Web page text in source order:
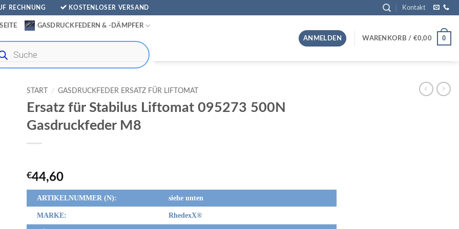
RECHNUNG KOSTENLOSER VERSAND Kontakt
GASDRUCKFEDERN & -DÄMPFER
ANMELDEN WARENKORB / €0,00 0
START / GASDRUCKFEDER ERSATZ FÜR LIFTOMAT
Ersatz für Stabilus Liftomat 095273 500N
Gasdruckfeder M8
€44,60
ARTIKELNUMMER (N): siehe unten
MARKE: RhedexX®